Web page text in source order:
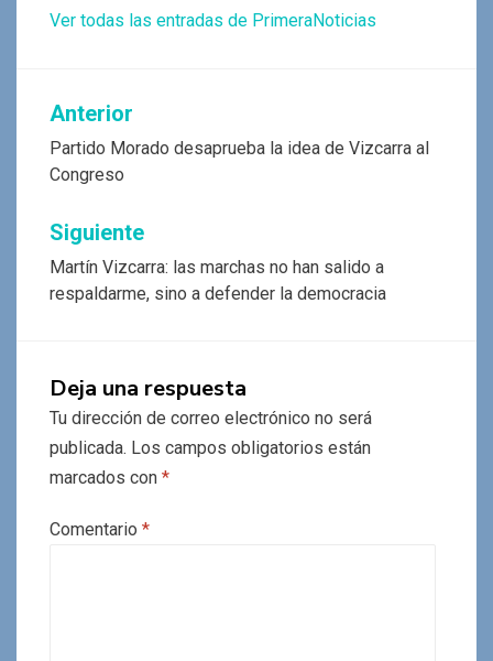
Ver todas las entradas de PrimeraNoticias
Navegación
de
entradas
Anterior
Partido Morado desaprueba la idea de Vizcarra al
Congreso
Siguiente
Martín Vizcarra: las marchas no han salido a
respaldarme, sino a defender la democracia
Deja una respuesta
Tu dirección de correo electrónico no será
publicada. Los campos obligatorios están
marcados con *
Comentario *